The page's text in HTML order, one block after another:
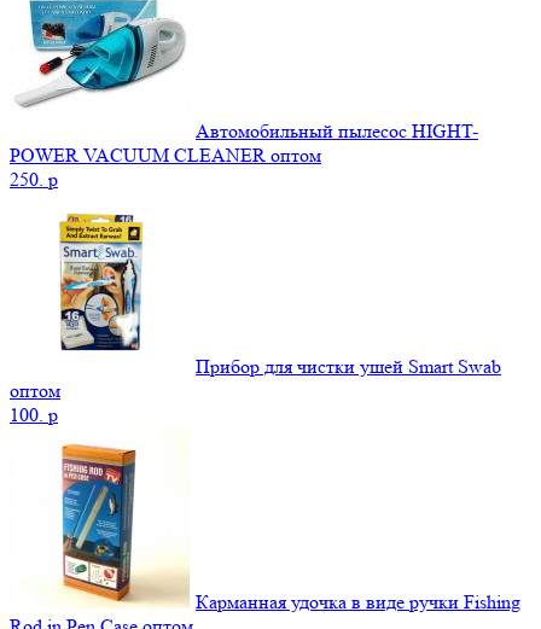
Автомобильный пылесос HIGHT-
POWER VACUUM CLEANER оптом
250. p
Прибор для чистки ушей Smart Swab
оптом
100. p
Карманная удочка в виде ручки Fishing